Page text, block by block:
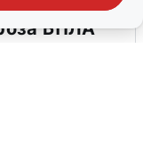
БПЛА